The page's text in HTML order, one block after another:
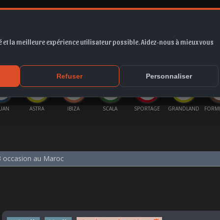
la meilleure expérience utilisateur possible. Aidez-nous à mieux vous
Refuser Personnaliser
IBIZA SCALA SPORTAGE GRANDLAND FORMENTOR
occasion au Maroc